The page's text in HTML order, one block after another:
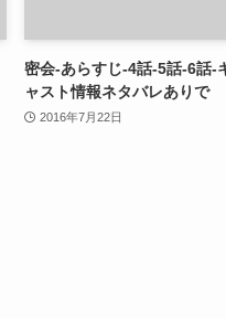
密会-あらすじ-4話-5話-6話-
ャスト情報ネタバレありで
2016年7月22日